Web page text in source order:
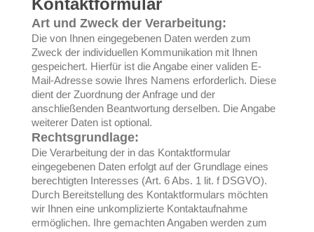
Kontaktformular
Art und Zweck der Verarbeitung:
Die von Ihnen eingegebenen Daten werden zum
Zweck der individuellen Kommunikation mit Ihnen
gespeichert. Hierfür ist die Angabe einer validen E-
Mail-Adresse sowie Ihres Namens erforderlich. Diese
dient der Zuordnung der Anfrage und der
anschließenden Beantwortung derselben. Die Angabe
weiterer Daten ist optional.
Rechtsgrundlage:
Die Verarbeitung der in das Kontaktformular
eingegebenen Daten erfolgt auf der Grundlage eines
berechtigten Interesses (Art. 6 Abs. 1 lit. f DSGVO).
Durch Bereitstellung des Kontaktformulars möchten
wir Ihnen eine unkomplizierte Kontaktaufnahme
ermöglichen. Ihre gemachten Angaben werden zum